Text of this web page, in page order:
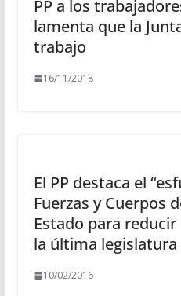
PP a los
lamenta que la
trabajo
16/11/2018
El PP destaca el
Fuerzas y Cuerpos
Estado para
la última
10/02/2016